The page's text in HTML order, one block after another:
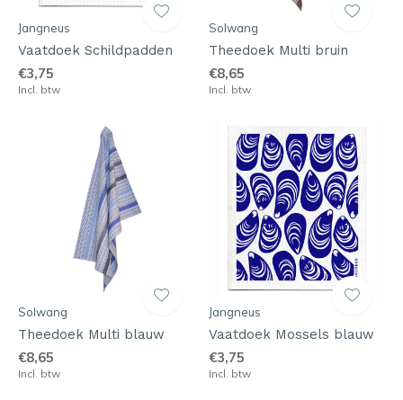
Jangneus
Vaatdoek Schildpadden
€3,75
Incl. btw
Solwang
Theedoek Multi bruin
€8,65
Incl. btw
Solwang
Theedoek Multi blauw
€8,65
Incl. btw
Jangneus
Vaatdoek Mossels blauw
€3,75
Incl. btw